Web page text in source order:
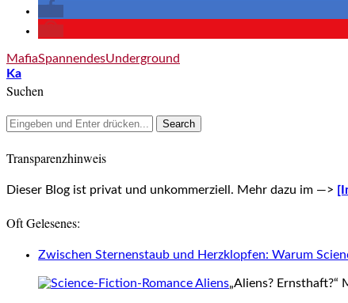
MafiaSpannendesUnderground
Ka
Suchen
Transparenzhinweis
Dieser Blog ist privat und unkommerziell. Mehr dazu im —>
Oft Gelesenes:
Zwischen Sternenstaub und Herzklopfen: Warum
„Aliens? Ernsthaft?“